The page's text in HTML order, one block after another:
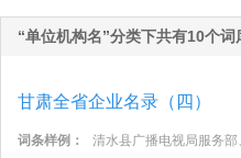
“单位机构名”分类下共有10个词
甘肃全省企业名录（四）
词条样例：
清水县广播电视局服务